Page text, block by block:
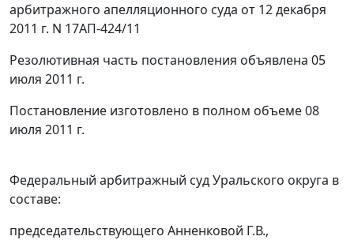
арбитражного апелляционного суда от 12 декабря
2011 г. N 17АП-424/11
Резолютивная часть постановления объявлена 05
июля 2011 г.
Постановление изготовлено в полном объеме 08
июля 2011 г.
Федеральный арбитражный суд Уральского округа в
составе:
председательствующего Анненковой Г.В.,